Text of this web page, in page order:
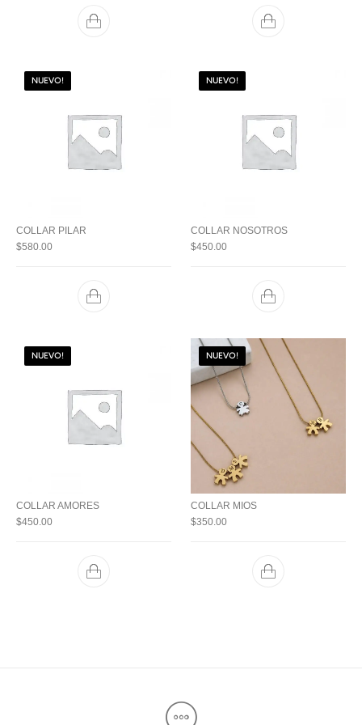
NUEVO!
COLLAR PILAR
$580.00
NUEVO!
COLLAR NOSOTROS
$450.00
NUEVO!
COLLAR AMORES
$450.00
NUEVO!
COLLAR MIOS
$350.00